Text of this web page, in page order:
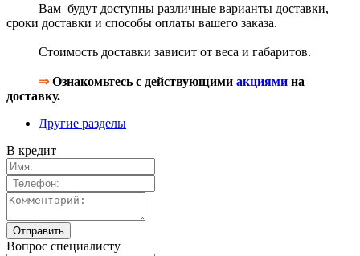
Вам будут доступны различные варианты доставки,
сроки доставки и способы оплаты вашего заказа.
Стоимость доставки зависит от веса и габаритов.
⇒Ознакомьтесь с действующими акциями на
доставку.
Другие разделы
В кредит
Вопрос специалисту